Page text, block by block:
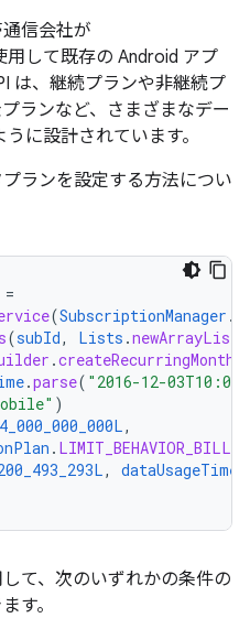
信会社が
用して既存の Android アプ
は、継続プランや非継続プ
ランなど、さまざまなデー
に設計されています。
ランを設定する方法につい
=
(SubscriptionManager .
(subId, Lists .newArrayList
.
.parse( "2016-12-
)
4_000_000_000L,
. LIMIT_BEHAVIOR_BILLED
,
て、次のいずれかの条件の
す。